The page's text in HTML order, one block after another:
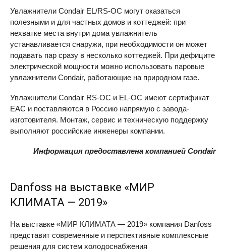
Увлажнители Condair EL/RS-OC могут оказаться
полезными и для частных домов и коттеджей: при
нехватке места внутри дома увлажнитель
устанавливается снаружи, при необходимости он может
подавать пар сразу в несколько коттеджей. При дефиците
электрической мощности можно использовать паровые
увлажнители Condair, работающие на природном газе.
Увлажнители Condair RS-OC и EL-OC имеют сертификат
EAC и поставляются в Россию напрямую с завода-
изготовителя. Монтаж, сервис и техническую поддержку
выполняют российские инженеры компании.
Информация предоставлена компанией Condair
Danfoss на выставке «МИР
КЛИМАТА — 2019»
На выставке «МИР КЛИМАТА — 2019» компания Danfoss
представит современные и перспективные комплексные
решения для систем холодоснабжения